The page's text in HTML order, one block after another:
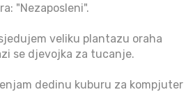
"Nezaposleni".
veliku plantazu oraha
se djevojka za tucanje.
dedinu kuburu za kompjuter